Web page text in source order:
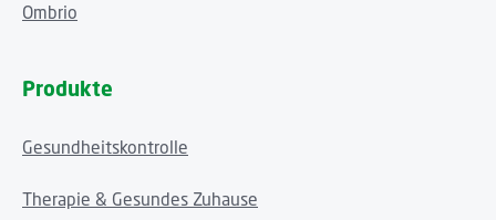
Ombrio
Produkte
Gesundheitskontrolle
Therapie & Gesundes Zuhause